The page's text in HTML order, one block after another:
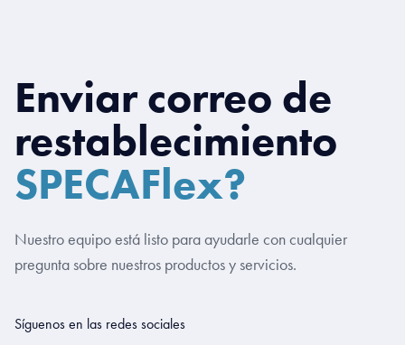
Enviar correo de
restablecimiento
SPECAFlex?
Nuestro equipo está listo para ayudarle con cualquier
pregunta sobre nuestros productos y servicios.
Síguenos en las redes sociales